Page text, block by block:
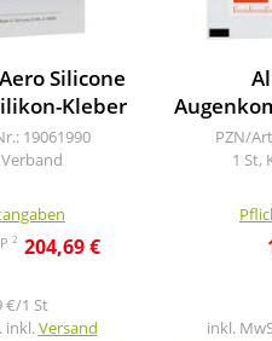
Silicone
Kleber
19061990
2 204,69 €
€/1 St
inkl.Versand
PZN/
1 St,
inkl.